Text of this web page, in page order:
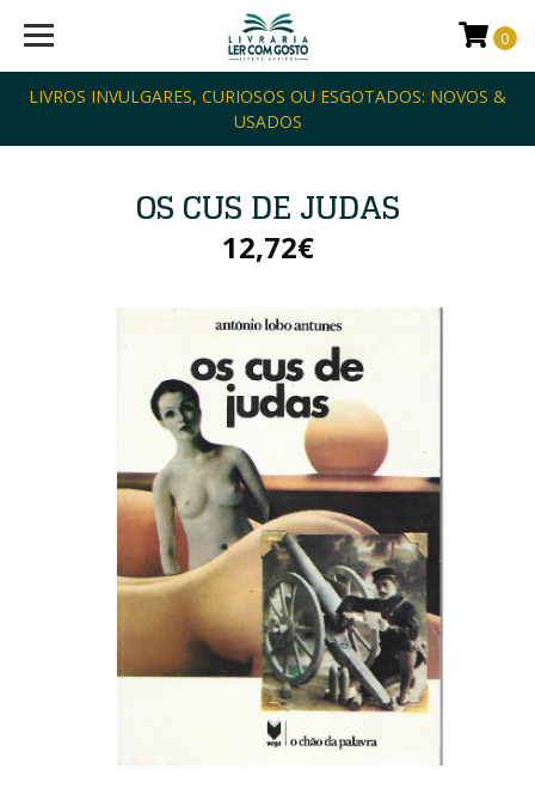
LIVROS INVULGARES, CURIOSOS OU ESGOTADOS: NOVOS &
USADOS
0
OS CUS DE JUDAS
12,72€